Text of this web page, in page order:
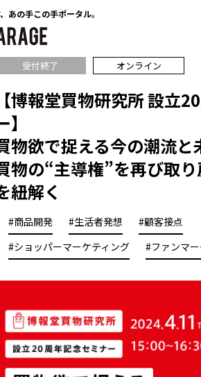
あの手この手ポータル。
受付終了 オンライン
【博報堂買物研究所 設立
】
物欲で捉える今の潮流と
物の“主導権”を再び取
紐解く
#商品開発 #生活者発想
#顧客接点
#ショッパーマーケティング
#ファンマ